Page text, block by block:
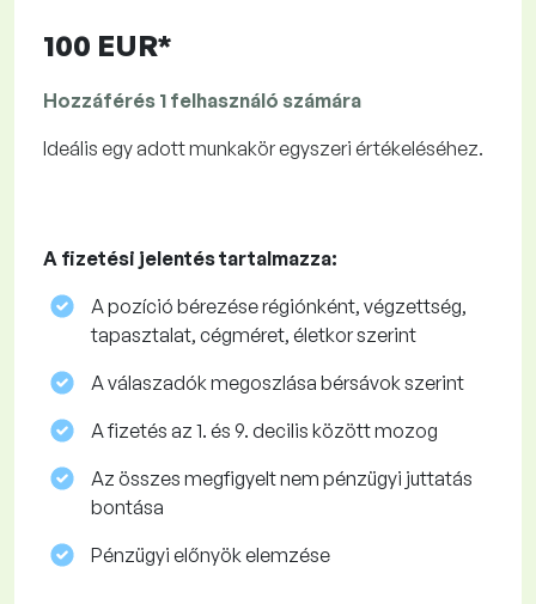
100 EUR*
Hozzáférés 1 felhasználó számára
Ideális egy adott munkakör egyszeri értékeléséhez.
A fizetési jelentés tartalmazza:
A pozíció bérezése régiónként, végzettség,
tapasztalat, cégméret, életkor szerint
A válaszadók megoszlása ​​bérsávok szerint
A fizetés az 1. és 9. decilis között mozog
Az összes megfigyelt nem pénzügyi juttatás
bontása
Pénzügyi előnyök elemzése